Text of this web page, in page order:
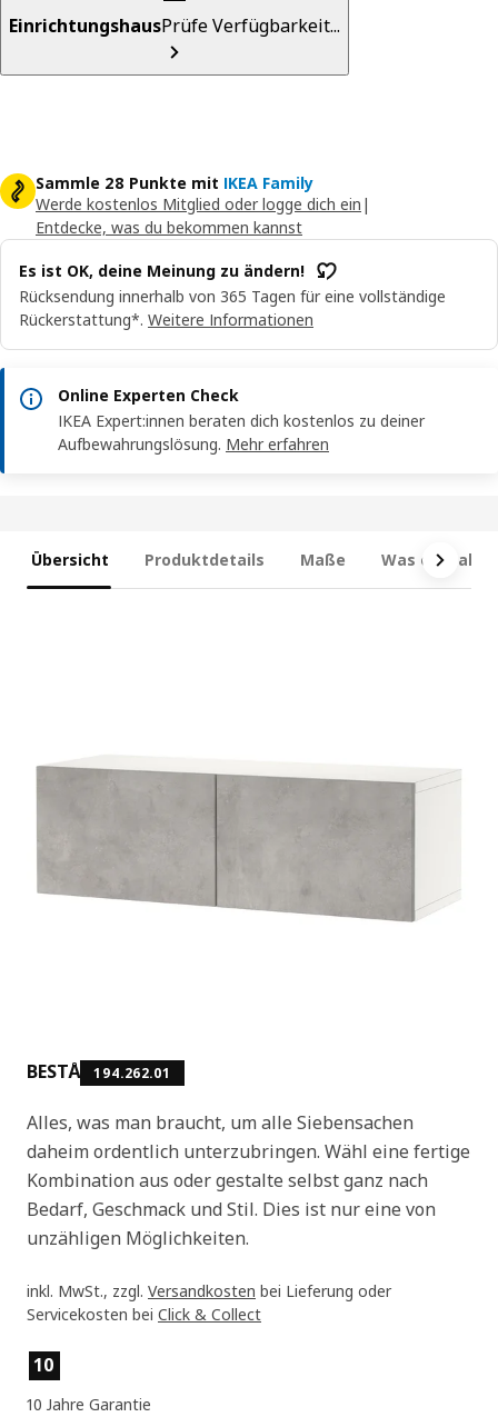
EinrichtungshausPrüfe Verfügbarkeit...
Sammle 28 Punkte mit IKEA Family
Werde kostenlos Mitglied oder logge dich ein |
Entdecke, was du bekommen kannst
Es ist OK, deine Meinung zu ändern!
Rücksendung innerhalb von 365 Tagen für eine vollständige
Rückerstattung*. Weitere Informationen
Online Experten Check
IKEA Expert:innen beraten dich kostenlos zu deiner
Aufbewahrungslösung. Mehr erfahren
Übersicht Produktdetails Maße Was
BESTÅ 194.262.01
Alles, was man braucht, um alle Siebensachen
daheim ordentlich unterzubringen. Wähl eine fertige
Kombination aus oder gestalte selbst ganz nach
Bedarf, Geschmack und Stil. Dies ist nur eine von
unzähligen Möglichkeiten.
inkl. MwSt., zzgl. Versandkosten bei Lieferung oder
Servicekosten bei Click & Collect
Produktmerkmale
10
10 Jahre Garantie